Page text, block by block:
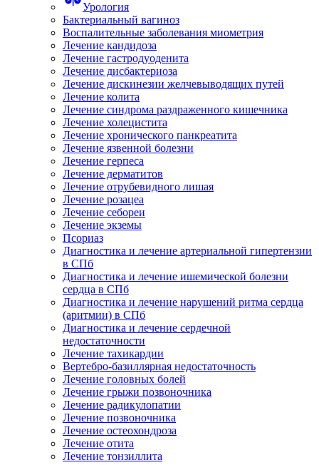
Урология
Бактериальный вагиноз
Воспалительные заболевания миометрия
Лечение кандидоза
Лечение гастродуоденита
Лечение дисбактериоза
Лечение дискинезии желчевыводящих путей
Лечение колита
Лечение синдрома раздраженного кишечника
Лечение холецистита
Лечение хронического панкреатита
Лечение язвенной болезни
Лечение герпеса
Лечение дерматитов
Лечение отрубевидного лишая
Лечение розацеа
Лечение себореи
Лечение экземы
Псориаз
Диагностика и лечение артериальной гипертензии
в СПб
Диагностика и лечение ишемической болезни
сердца в СПб
Диагностика и лечение нарушений ритма сердца
(аритмии) в СПб
Диагностика и лечение сердечной
недостаточности
Лечение тахикардии
Вертебро-базиллярная недостаточность
Лечение головных болей
Лечение грыжи позвоночника
Лечение радикулопатии
Лечение позвоночника
Лечение остеохондроза
Лечение отита
Лечение тонзиллита